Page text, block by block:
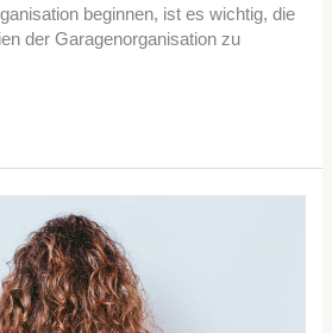
beginnen, ist es wichtig, die
der Garagenorganisation zu